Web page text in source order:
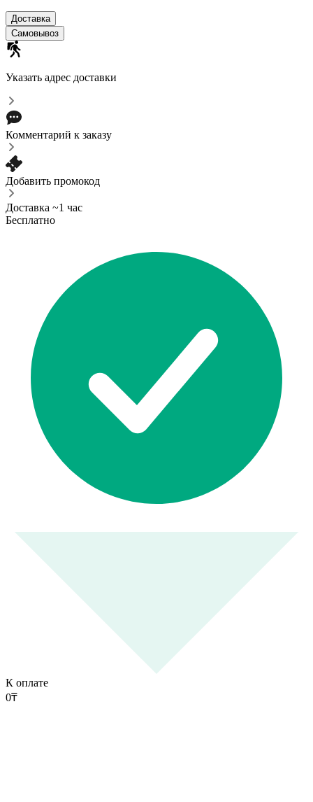
Доставка
Самовывоз
Указать адрес доставки
Комментарий к заказу
Добавить промокод
Доставка ~1 час
Бесплатно
К оплате
0₸